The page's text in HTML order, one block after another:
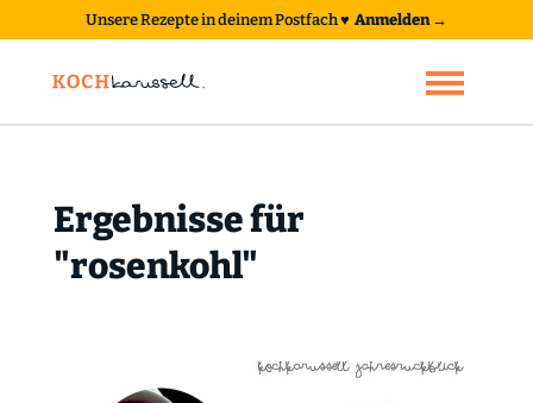
Unsere Rezepte in deinem Postfach♥ Anmelden →
Ergebnisse für
"rosenkohl"